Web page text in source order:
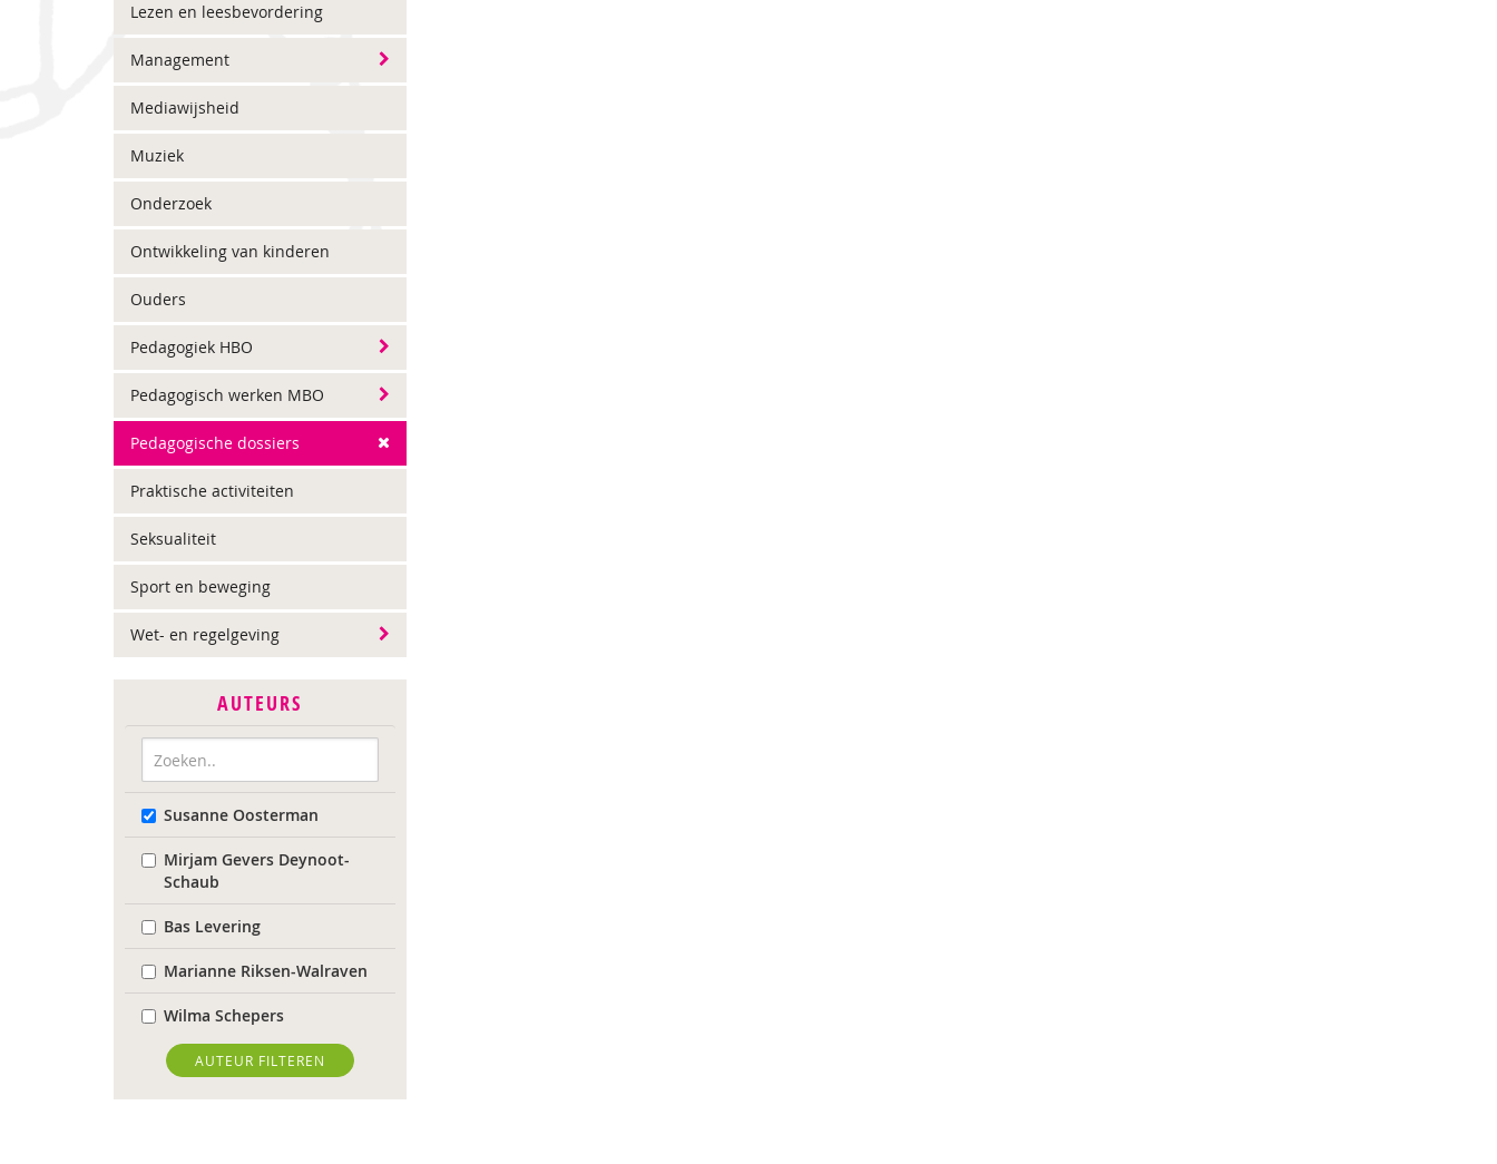
Lezen en leesbevordering
Management
Mediawijsheid
Muziek
Onderzoek
Ontwikkeling van kinderen
Ouders
Pedagogiek HBO
Pedagogisch werken MBO
Pedagogische dossiers
Praktische activiteiten
Seksualiteit
Sport en beweging
Wet- en regelgeving
AUTEURS
Susanne Oosterman
Mirjam Gevers Deynoot-
Schaub
Bas Levering
Marianne Riksen-Walraven
Wilma Schepers
AUTEUR FILTEREN